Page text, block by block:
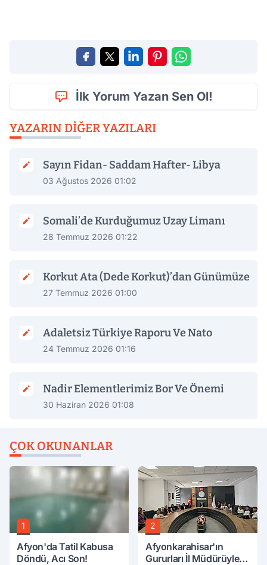
İlk Yorum Yazan Sen Ol!
YAZARIN DIĞER YAZILARI
Sayın Fidan- Saddam Hafter- Libya
03 Ağustos 2026 01:02
Somali’de Kurduğumuz Uzay Limanı
28 Temmuz 2026 01:22
Korkut Ata (Dede Korkut)’dan Günümüze
27 Temmuz 2026 01:00
Adaletsiz Türkiye Raporu Ve Nato
24 Temmuz 2026 01:16
Nadir Elementlerimiz Bor Ve Önemi
30 Haziran 2026 01:08
ÇOK OKUNANLAR
1
Afyon'da Tatil Kabusa
Döndü, Acı Son!
2
Afyonkarahisar'ın
Gururları İl Müdürüyle